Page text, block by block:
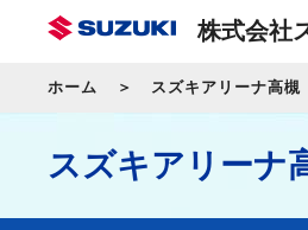
株式会社
ホーム スズキアリーナ高槻
スズキアリーナ